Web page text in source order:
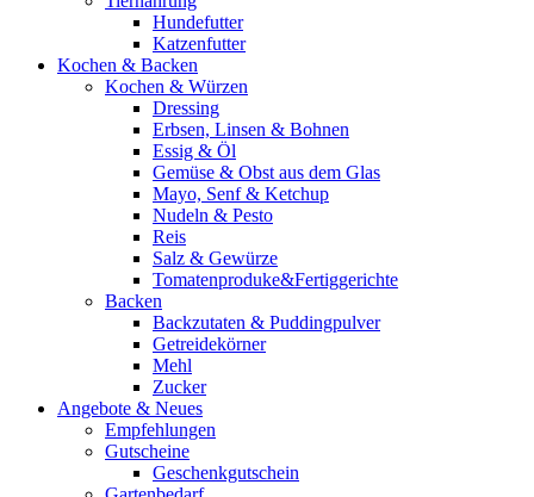
Hundefutter
Katzenfutter
Kochen & Backen
Kochen & Würzen
Dressing
Erbsen, Linsen & Bohnen
Essig & Öl
Gemüse & Obst aus dem Glas
Mayo, Senf & Ketchup
Nudeln & Pesto
Reis
Salz & Gewürze
Tomatenproduke&Fertiggerichte
Backen
Backzutaten & Puddingpulver
Getreidekörner
Mehl
Zucker
Angebote & Neues
Empfehlungen
Gutscheine
Geschenkgutschein